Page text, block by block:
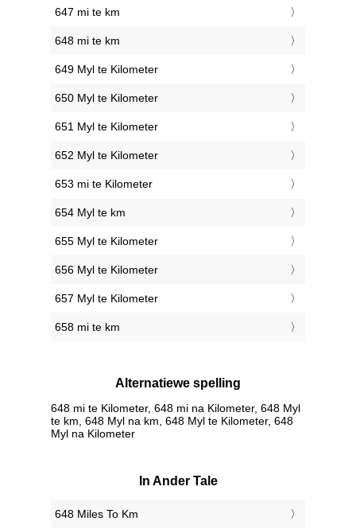
647 mi te km
648 mi te km
649 Myl te Kilometer
650 Myl te Kilometer
651 Myl te Kilometer
652 Myl te Kilometer
653 mi te Kilometer
654 Myl te km
655 Myl te Kilometer
656 Myl te Kilometer
657 Myl te Kilometer
658 mi te km
Alternatiewe spelling
648 mi te Kilometer, 648 mi na Kilometer, 648 Myl
te km, 648 Myl na km, 648 Myl te Kilometer, 648
Myl na Kilometer
In Ander Tale
‎648 Miles To Km